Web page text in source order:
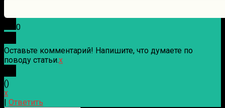
0
Оставьте комментарий! Напишите, что думаете по
поводу статьи.x
()
x
Ответить